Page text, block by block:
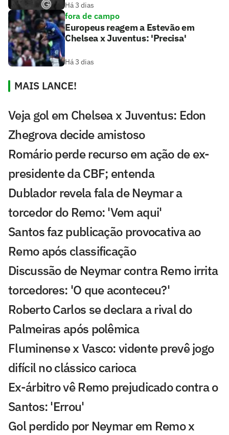
Há 3 dias
fora de campo
Europeus reagem a Estevão em
Chelsea x Juventus: 'Precisa'
Há 3 dias
MAIS LANCE!
Veja gol em Chelsea x Juventus: Edon
Zhegrova decide amistoso
Romário perde recurso em ação de ex-
presidente da CBF; entenda
Dublador revela fala de Neymar a
torcedor do Remo: 'Vem aqui'
Santos faz publicação provocativa ao
Remo após classificação
Discussão de Neymar contra Remo irrita
torcedores: 'O que aconteceu?'
Roberto Carlos se declara a rival do
Palmeiras após polêmica
Fluminense x Vasco: vidente prevê jogo
difícil no clássico carioca
Ex-árbitro vê Remo prejudicado contra o
Santos: 'Errou'
Gol perdido por Neymar em Remo x